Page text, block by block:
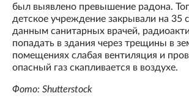
был выявлено превышение радона.
детское учреждение закрывали на 35
данным санитарных врачей,
попадать в здания через трещины в
помещениях слабая вентиляция и
опасный газ скапливается в воздухе.
Фото: Shutterstock